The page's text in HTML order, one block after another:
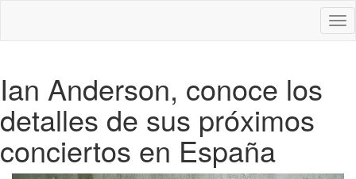
Ian Anderson, conoce los
detalles de sus próximos
conciertos en España